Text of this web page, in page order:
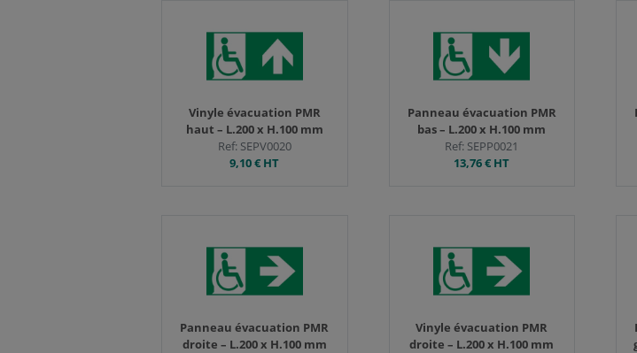
Vinyle évacuation PMR
haut – L.200 x H.100 mm
Ref: SEPV0020
9,10 € HT
Panneau évacuation PMR
bas – L.200 x H.100 mm
Ref: SEPP0021
13,76 € HT
Panneau évacuation PMR
droite – L.200 x H.100 mm
Vinyle évacuation PMR
droite – L.200 x H.100 mm
"Gestion des cookies".